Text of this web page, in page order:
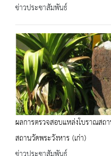
ข่าวประชาสัมพันธ์
ผลการตรวจสอบแหล่งโบราณส
สถานวัดพระวังหาร (เก่า)